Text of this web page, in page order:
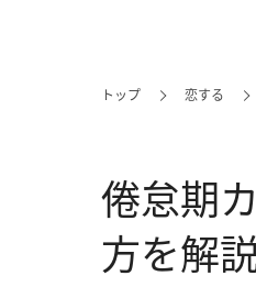
トップ 恋する
倦怠期
方を解